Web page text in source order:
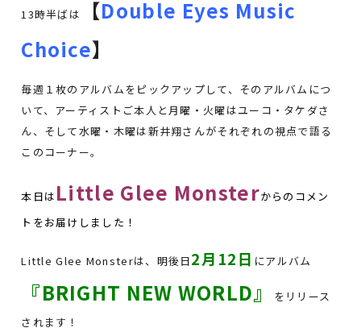
13時半ばは 【Double Eyes Music
Choice】
毎週１枚のアルバムをピックアップして、そのアルバムにつ
いて、アーティストご本人と月曜・火曜はユーコ・タケダさ
ん、そして水曜・木曜は新井翔さんがそれぞれの視点で語る
このコーナー。
本日は Little Glee Monsterからのコメン
トをお届けしました！
Little Glee Monsterは、明後日2月12日 にアルバム
『BRIGHT NEW WORLD』
をリリース
されます！